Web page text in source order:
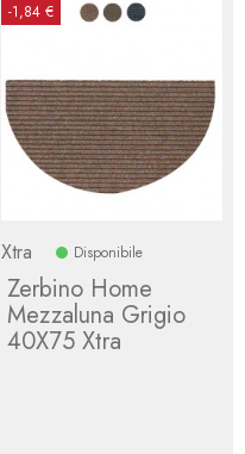
-1,84 €
Xtra Disponibile
Zerbino Home
Mezzaluna Grigio
40X75 Xtra